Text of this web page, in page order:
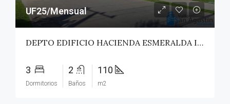
UF25/Mensual
DEPTO EDIFICIO HACIENDA ESMERALDA II – TALCA
3
Dormitorios
2
Baños
110
m2